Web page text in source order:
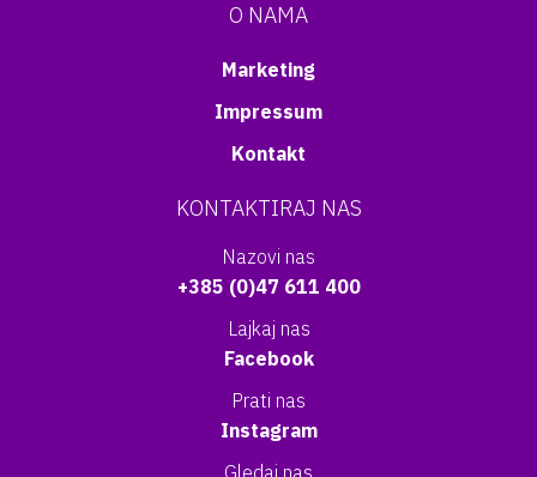
O NAMA
Marketing
Impressum
Kontakt
KONTAKTIRAJ NAS
Nazovi nas
+385 (0)47 611 400
Lajkaj nas
Facebook
Prati nas
Instagram
Gledaj nas